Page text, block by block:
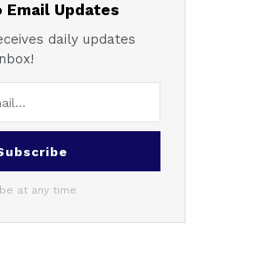
Updates
daily updates
at any time